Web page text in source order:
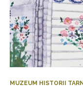
MUZEUM HISTORII